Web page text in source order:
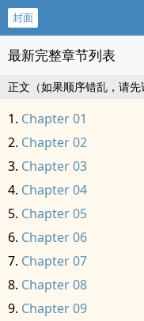
封面
最新完整章节列表
正文（如果顺序错乱，请先
Chapter 01
Chapter 02
Chapter 03
Chapter 04
Chapter 05
Chapter 06
Chapter 07
Chapter 08
Chapter 09